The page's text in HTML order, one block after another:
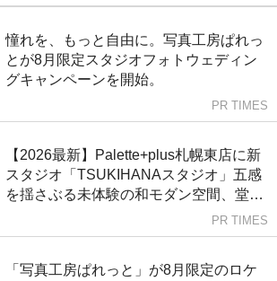
憧れを、もっと自由に。写真工房ぱれっ
とが8月限定スタジオフォトウェディン
グキャンペーンを開始。
PR TIMES
【2026最新】Palette+plus札幌東店に新
スタジオ「TSUKIHANAスタジオ」五感
を揺さぶる未体験の和モダン空間、堂々
PR TIMES
「写真工房ぱれっと」が8月限定のロケ